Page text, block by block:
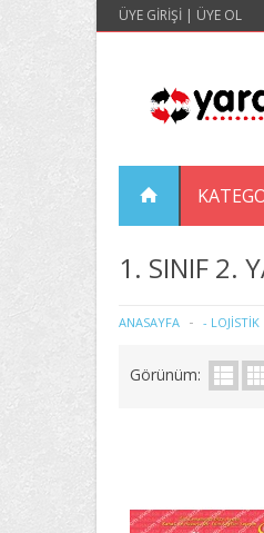
ÜYE GIRIŞI | ÜYE OL
1. SINIF 2.
ANASAYFA - LOJİSTİK
Görünüm: